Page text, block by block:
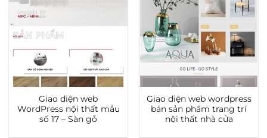
Giao diện web
WordPress nội thất mẫu
số 17 – Sàn gỗ
Giao diện web wordpress
bán sản phẩm trang trí
nội thất nhà cửa